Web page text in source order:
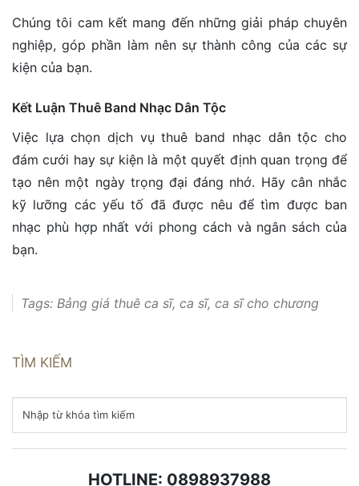
Chúng tôi cam kết mang đến những giải pháp chuyên
nghiệp, góp phần làm nên sự thành công của các sự
kiện của bạn.
Kết Luận Thuê Band Nhạc Dân Tộc
Việc lựa chọn dịch vụ thuê band nhạc dân tộc cho
đám cưới hay sự kiện là một quyết định quan trọng để
tạo nên một ngày trọng đại đáng nhớ. Hãy cân nhắc
kỹ lưỡng các yếu tố đã được nêu để tìm được ban
nhạc phù hợp nhất với phong cách và ngân sách của
bạn.
Tags: Bảng giá thuê ca sĩ, ca sĩ, ca sĩ cho chương
Sĩ, Cho Thuê Ca Sĩ bolero
sĩ,Cho Thuê Ca Sĩ dân ca,Cho thuê ca sĩ hat sự kiện,
cho thuê ca sĩ hát sự kiện chuyên nghiệp
TÌM KIẾM
HOTLINE: 0898937988